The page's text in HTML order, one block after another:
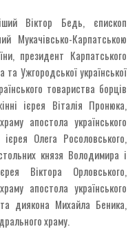
Віктор Бедь, єпископ
Мукачівсько-Карпатською
президент Карпатського
та Ужгородської української
товариства борців
ієрея Віталія Пронюка,
апостола українського
Олега Росоловського,
князя Володимира і
Віктора Орловського,
апостола українського
диякона Михайла Беника,
храму.